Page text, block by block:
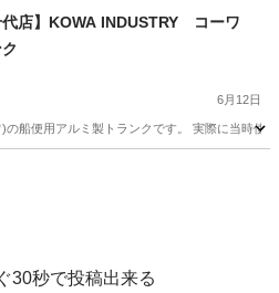
その他
代店】KOWA INDUSTRY コーワ
6月12日
の船便用アルミ製トランクです。 実際に当時
30秒で投稿出来る